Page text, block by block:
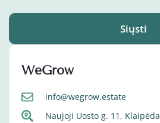
Siųsti
WeGrow
info@wegrow.estate
Naujoji Uosto g. 11, Klaipėda